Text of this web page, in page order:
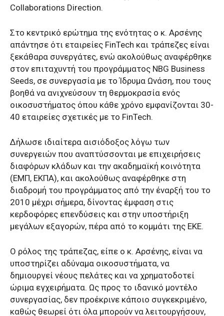
Collaborations Direction.
Στο κεντρικό ερώτημα της ενότητας ο κ. Αρσένης
απάντησε ότι εταιρείες FinTech και τράπεζες είναι
ξεκάθαρα συνεργάτες, ενώ ακολούθως αναφέρθηκε
στον επιταχυντή του προγράμματος NBG Business
Seeds, σε συνεργασία με το Ίδρυμα Ωνάση, που τους
βοηθά να ανιχνεύσουν τη θερμοκρασία ενός
οικοσυστήματος όπου κάθε χρόνο εμφανίζονται 30-
40 εταιρείες σχετικές με το FinTech.
Δήλωσε ιδιαίτερα αισιόδοξος λόγω των
συνεργειών που αναπτύσσονται με επιχειρήσεις
διαφόρων κλάδων και την ακαδημαϊκή κοινότητα
(ΕΜΠ, ΕΚΠΑ), και ακολούθως αναφέρθηκε στη
διαδρομή του προγράμματος από την έναρξή του το
2010 μέχρι σήμερα, δίνοντας έμφαση στις
κερδοφόρες επενδύσεις και στην υποστήριξη
μεγάλων εξαγορών, πέρα από το κομμάτι της ΕΚΕ.
Ο ρόλος της τράπεζας, είπε ο κ. Αρσένης, είναι να
υποστηρίζει αδύναμα οικοσυστήματα, να
δημιουργεί νέους πελάτες και να χρηματοδοτεί
ώριμα εγχειρήματα. Ως προς το ιδανικό μοντέλο
συνεργασίας, δεν προέκρινε κάποιο συγκεκριμένο,
καθώς θεωρεί ότι όλα μπορούν να λειτουργήσουν,